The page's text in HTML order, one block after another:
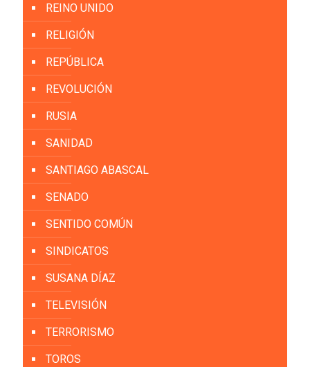
REINO UNIDO
RELIGIÓN
REPÚBLICA
REVOLUCIÓN
RUSIA
SANIDAD
SANTIAGO ABASCAL
SENADO
SENTIDO COMÚN
SINDICATOS
SUSANA DÍAZ
TELEVISIÓN
TERRORISMO
TOROS